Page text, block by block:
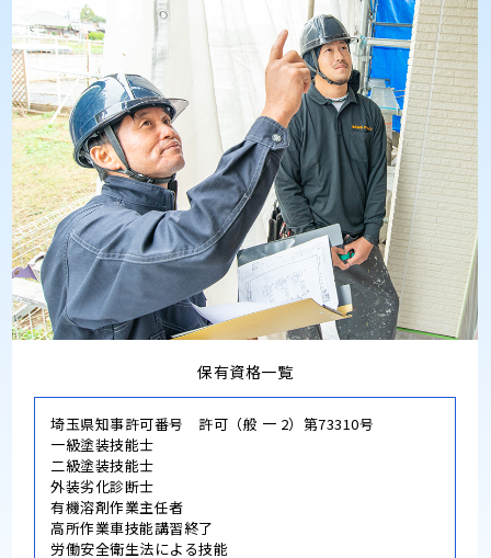
保有資格一覧
埼玉県知事許可番号 許可（般 一 2）第73310号
一級塗装技能士
二級塗装技能士
外装劣化診断士
有機溶剤作業主任者
高所作業車技能講習終了
労働安全衛生法による技能